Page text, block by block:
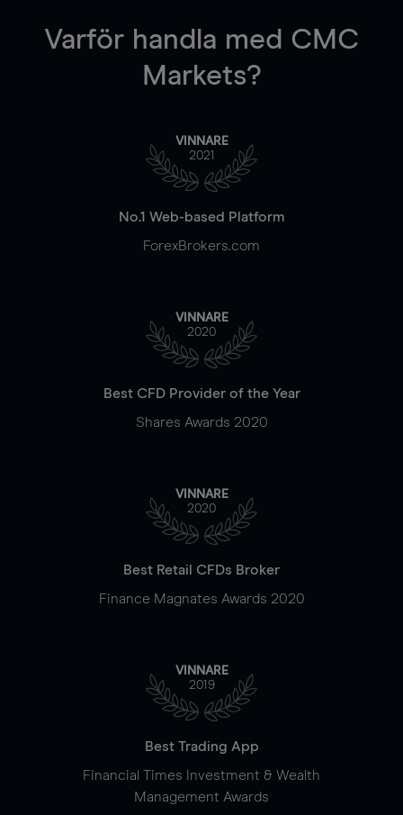
Varför handla med CMC
Markets?
VINNARE
2021
No.1 Web-based Platform
ForexBrokers.com
VINNARE
2020
Best CFD Provider of the Year
Shares Awards 2020
VINNARE
2020
Best Retail CFDs Broker
Finance Magnates Awards 2020
VINNARE
2019
Best Trading App
Financial Times Investment & Wealth
Management Awards